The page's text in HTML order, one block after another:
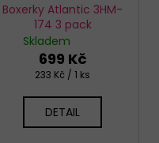
Boxerky Atlantic 3HM-
174 3 pack
Skladem
699 Kč
Měrná
233 Kč / 1 ks
DETAIL